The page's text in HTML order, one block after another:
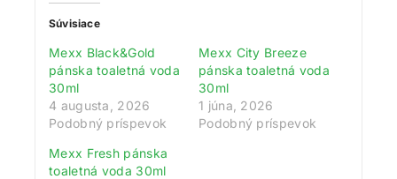
Súvisiace
Mexx Black&Gold
pánska toaletná voda
30ml
4 augusta, 2026
Podobný príspevok
Mexx City Breeze
pánska toaletná voda
30ml
1 júna, 2026
Podobný príspevok
Mexx Fresh pánska
toaletná voda 30ml